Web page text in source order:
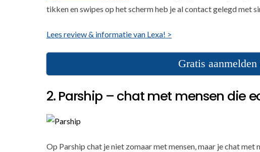
tikken en swipes op het scherm heb je al contact gelegd met
Lees review & informatie van Lexa! >
Gratis
2. Parship – chat met mensen die
Op Parship chat je niet zomaar met mensen, maar je chat met